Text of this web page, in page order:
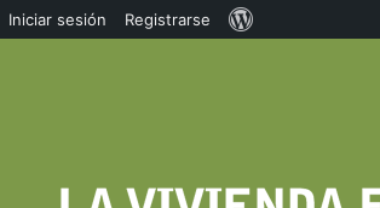
Iniciar sesión Registrarse